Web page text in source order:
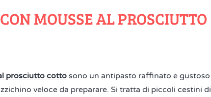
MOUSSE AL PROSCIUTTO
prosciutto cottosono un antipasto raffinato e gustoso
veloce da preparare. Si tratta di piccoli cestini di